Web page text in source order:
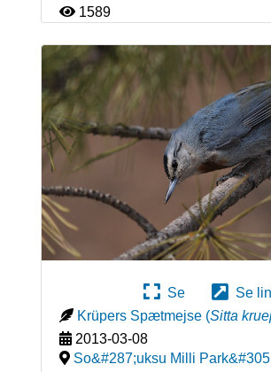
1589
Se
Se
Krüpers Spætmejse (Sitta
2013-03-08
So&#287;uksu Milli